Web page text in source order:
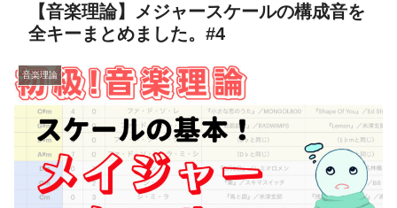
【音楽理論】メジャースケールの構成音を
全キーまとめました。#4
音楽理論